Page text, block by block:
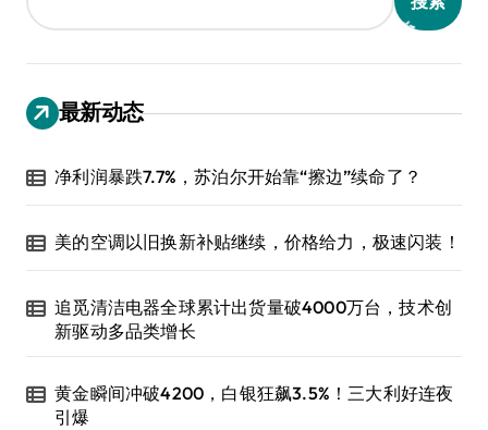
最新动态
净利润暴跌7.7%，苏泊尔开始靠“擦边”续命了？
美的空调以旧换新补贴继续，价格给力，极速闪装！
追觅清洁电器全球累计出货量破4000万台，技术创
新驱动多品类增长
黄金瞬间冲破4200，白银狂飙3.5%！三大利好连夜
引爆